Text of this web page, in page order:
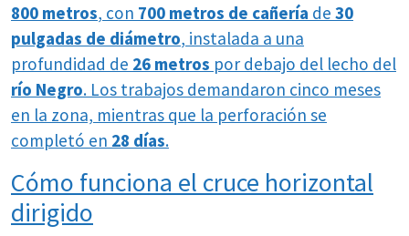
800 metros, con 700 metros de cañería de 30
pulgadas de diámetro, instalada a una
profundidad de 26 metros por debajo del lecho del
río Negro. Los trabajos demandaron cinco meses
en la zona, mientras que la perforación se
completó en 28 días.
Cómo funciona el cruce horizontal
dirigido